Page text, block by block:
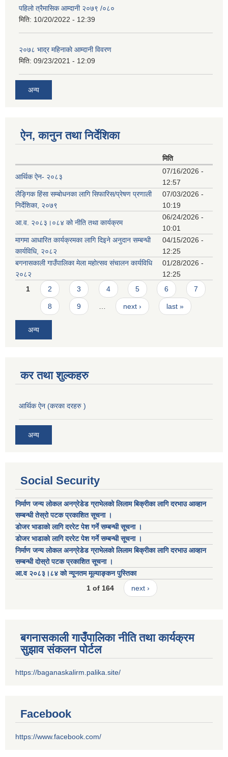
पहिलो त्रैमासिक आम्दानी २०७९ /०८०
मिति: 10/20/2022 - 12:39
२०७८ भाद्र महिनाकाे आम्दानी विवरण
मिति: 09/23/2021 - 12:09
अन्य
ऐन, कानुन तथा निर्देशिका
मिति
आर्थिक ऐन- २०८३
07/16/2026 -
12:57
लैङ्गिक हिंसा सम्बोधनका लागि सिफारिस/प्रेषण प्रणाली
निर्देशिका, २०७९
07/03/2026 -
10:19
आ.व. २०८३।०८४ को नीति तथा कार्यक्रम
06/24/2026 -
10:01
मागमा आधारित कार्यक्रमका लागि दिइने अनुदान सम्बन्धी
कार्यविधि, २०८२
04/15/2026 -
12:25
बगनासकाली गाउँपालिका मेला महोत्सव संचालन कार्यविधि
२०८२
01/28/2026 -
12:25
Pages
1 2 3 4 5 6 7
8 9 next › last »
अन्य
कर तथा शुल्कहरु
आर्थिक ऐन (करका दरहरु )
अन्य
Social Security
निर्माण जन्य लोकल अनग्रेडेड ग्राभेलको लिलाम बिक्रीका लागि दरभाउ आव्हान
सम्बन्धी तेस्रो पटक प्रकाशित सूचना ।
डाेजर भाडाकाे लागि दररेट पेश गर्ने सम्बन्धी सूचना ।
डाेजर भाडाकाे लागि दररेट पेश गर्ने सम्बन्धी सूचना ।
निर्माण जन्य लोकल अनग्रेडेड ग्राभेलको लिलाम बिक्रीका लागि दरभाउ आव्हान
सम्बन्धी दोस्रो पटक प्रकाशित सूचना ।
आ.व २०८३।८४ को न्यूनतम मूल्याङ्कन पुस्तिका
1 of 164
next ›
बगनासकाली गाउँपालिका नीति तथा कार्यक्रम
सुझाव संकलन पोर्टल
https://baganaskalirm.palika.site/
Facebook
https://www.facebook.com/